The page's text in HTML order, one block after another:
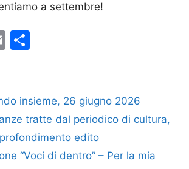
a settembre!
E
l
di
vi
di
insieme, 26 giugno 2026
tratte dal periodico di cultura,
edito
“Voci di dentro” – Per la mia